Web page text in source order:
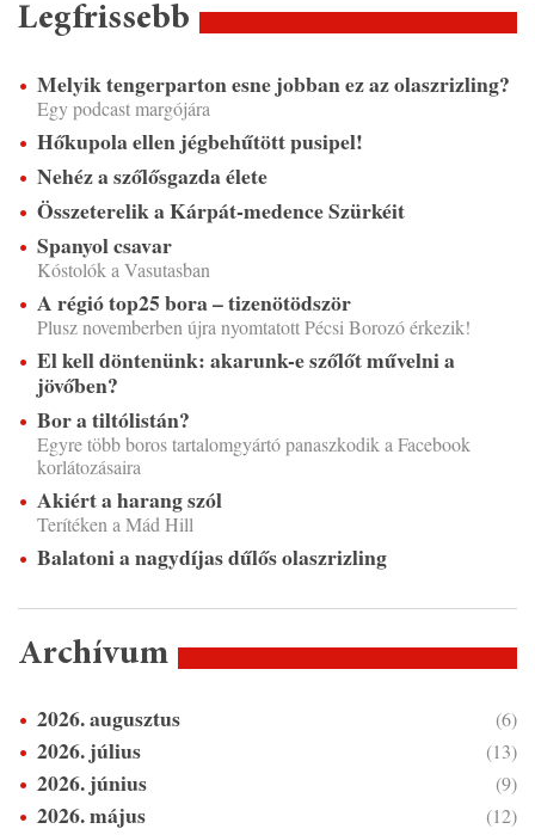
Legfrissebb
Melyik tengerparton esne jobban ez az olaszrizling?
Egy podcast margójára
Hőkupola ellen jégbehűtött pusipel!
Nehéz a szőlősgazda élete
Összeterelik a Kárpát-medence Szürkéit
Spanyol csavar
Kóstolók a Vasutasban
A régió top25 bora – tizenötödször
Plusz novemberben újra nyomtatott Pécsi Borozó érkezik!
El kell döntenünk: akarunk-e szőlőt művelni a
jövőben?
Bor a tiltólistán?
Egyre több boros tartalomgyártó panaszkodik a Facebook
korlátozásaira
Akiért a harang szól
Terítéken a Mád Hill
Balatoni a nagydíjas dűlős olaszrizling
Archívum
2026. augusztus (6)
2026. július (13)
2026. június (9)
2026. május (12)